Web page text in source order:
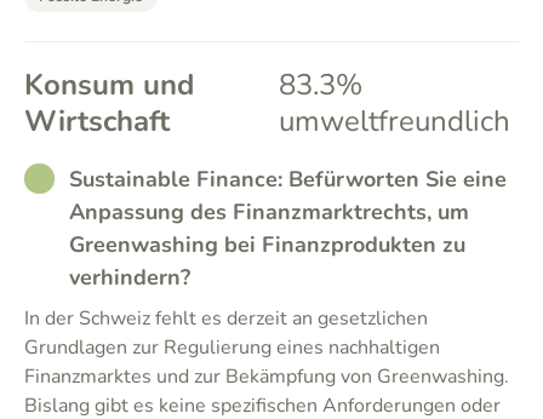
Konsum und
Wirtschaft
83.3%
umweltfreundlich
RATHER_GOOD
Sustainable Finance: Befürworten Sie eine
Anpassung des Finanzmarktrechts, um
Greenwashing bei Finanzprodukten zu
verhindern?
In der Schweiz fehlt es derzeit an gesetzlichen
Grundlagen zur Regulierung eines nachhaltigen
Finanzmarktes und zur Bekämpfung von Greenwashing.
Bislang gibt es keine spezifischen Anforderungen oder